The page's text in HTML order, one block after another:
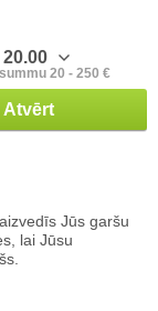
20.00
20 - 250 €
Atvērt
Jūs garšu
lai Jūsu